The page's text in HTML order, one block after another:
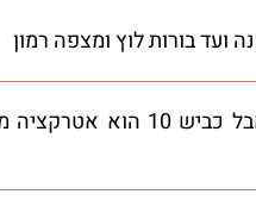
הטיול מתאים לכל המשפחה, בכל רכב,